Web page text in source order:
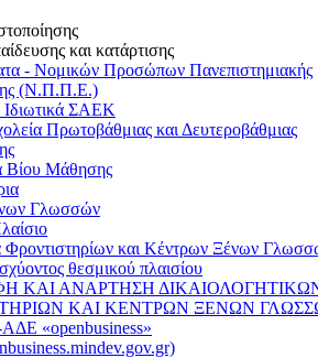
και κατάρτισης
- Νομικών Προσώπων Πανεπιστημιακής
(Ν.Π.Π.Ε.)
Ιδιωτικά ΣΑΕΚ
Πρωτοβάθμιας και Δευτεροβάθμιας
Βίου Μάθησης
Γλωσσών
Φροντιστηρίων και Κέντρων Ξένων
θεσμικού πλαισίου
ΚΑΙ ΑΝΑΡΤΗΣΗ
ΚΑΙ ΚΕΝΤΡΩΝ ΞΕΝΩΝ
«openbusiness»